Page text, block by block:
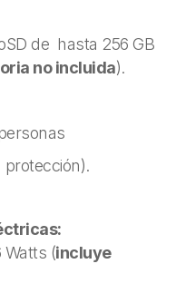
de hasta 256 GB
no incluida).
protección).
Watts (incluye